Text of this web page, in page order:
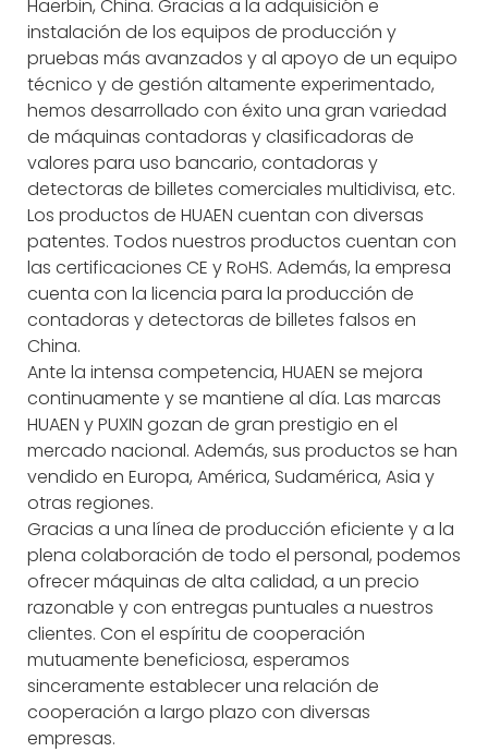
Haerbin, China. Gracias a la adquisición e
instalación de los equipos de producción y
pruebas más avanzados y al apoyo de un equipo
técnico y de gestión altamente experimentado,
hemos desarrollado con éxito una gran variedad
de máquinas contadoras y clasificadoras de
valores para uso bancario, contadoras y
detectoras de billetes comerciales multidivisa, etc.
Los productos de HUAEN cuentan con diversas
patentes. Todos nuestros productos cuentan con
las certificaciones CE y RoHS. Además, la empresa
cuenta con la licencia para la producción de
contadoras y detectoras de billetes falsos en
China.
Ante la intensa competencia, HUAEN se mejora
continuamente y se mantiene al día. Las marcas
HUAEN y PUXIN gozan de gran prestigio en el
mercado nacional. Además, sus productos se han
vendido en Europa, América, Sudamérica, Asia y
otras regiones.
Gracias a una línea de producción eficiente y a la
plena colaboración de todo el personal, podemos
ofrecer máquinas de alta calidad, a un precio
razonable y con entregas puntuales a nuestros
clientes. Con el espíritu de cooperación
mutuamente beneficiosa, esperamos
sinceramente establecer una relación de
cooperación a largo plazo con diversas
empresas.